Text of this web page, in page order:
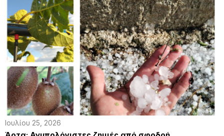
Ιουλίου 25, 2026